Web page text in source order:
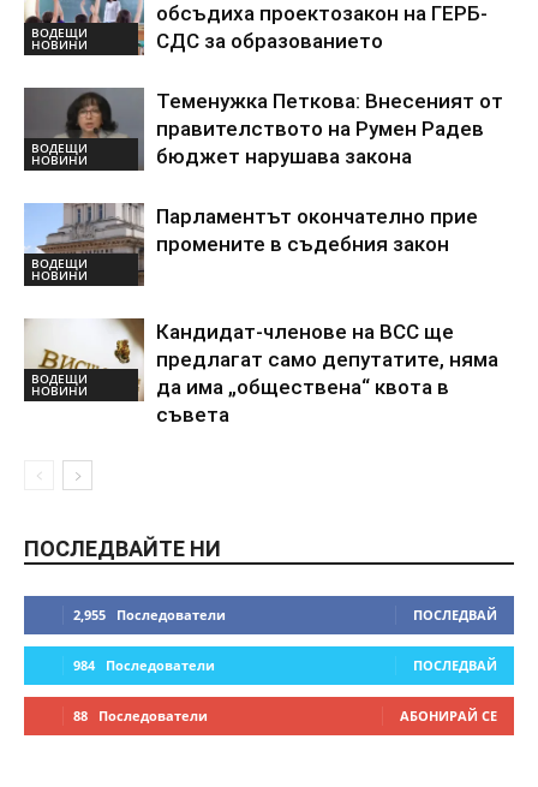
ВОДЕЩИ
НОВИНИ
обсъдиха проектозакон на ГЕРБ-
СДС за образованието
ВОДЕЩИ
НОВИНИ
Теменужка Петкова: Внесеният от
правителството на Румен Радев
бюджет нарушава закона
ВОДЕЩИ
НОВИНИ
Парламентът окончателно прие
промените в съдебния закон
ВОДЕЩИ
НОВИНИ
Кандидат-членове на ВСС ще
предлагат само депутатите, няма
да има „обществена“ квота в
съвета
ПОСЛЕДВАЙТЕ НИ
2,955 Последователи ПОСЛЕДВАЙ
984 Последователи ПОСЛЕДВАЙ
88 Последователи АБОНИРАЙ СЕ